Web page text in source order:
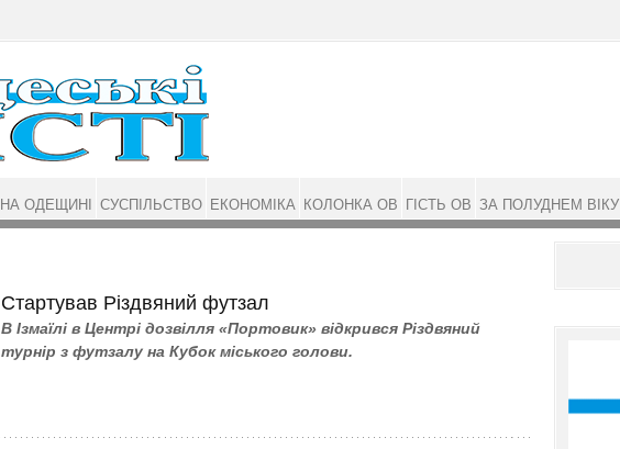
Стартував Різдвяний футзал
В Ізмаїлі в Центрі дозвілля «Портовик» відкрився Різдвяний
турнір з футзалу на Кубок міського голови.
НА ОДЕЩИНІ СУСПІЛЬСТВО ЕКОНОМІКА КОЛОНКА ОВ ГІСТЬ ОВ ЗА ПОЛУДНЕМ ВІКУ